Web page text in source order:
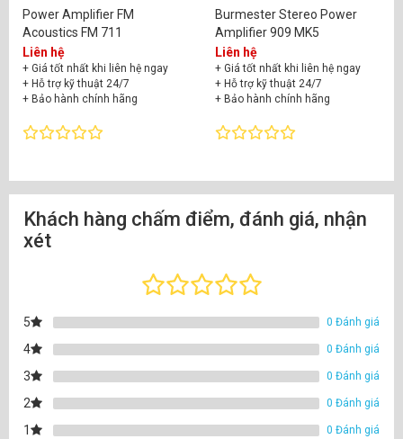
Power Amplifier FM
Acoustics FM 711
Liên hệ
+ Giá tốt nhất khi liên hệ ngay
+ Hỗ trợ kỹ thuật 24/7
+ Bảo hành chính hãng
Burmester Stereo Power
Amplifier 909 MK5
Liên hệ
+ Giá tốt nhất khi liên hệ ngay
+ Hỗ trợ kỹ thuật 24/7
+ Bảo hành chính hãng
Khách hàng chấm điểm, đánh giá, nhận
xét
5 0 Đánh giá
4 0 Đánh giá
3 0 Đánh giá
2 0 Đánh giá
1 0 Đánh giá